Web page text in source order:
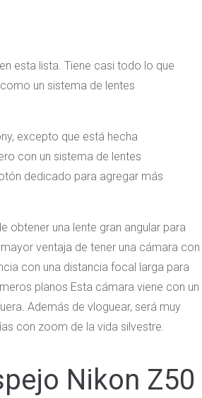
esta lista. Tiene casi todo lo que
un sistema de lentes
excepto que está hecha
con un sistema de lentes
dedicado para agregar más
obtener una lente gran angular para
ventaja de tener una cámara con
con una distancia focal larga para
planos Esta cámara viene con un
Además de vloguear, será muy
con zoom de la vida silvestre.
Nikon Z50